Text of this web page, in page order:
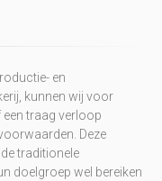
en
kunnen wij voor
traag verloop
Deze
traditionele
doelgroep wel bereiken